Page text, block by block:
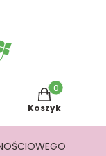
Produkty w
Koszyk